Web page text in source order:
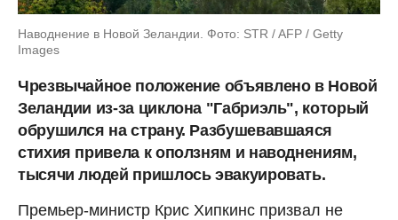
Наводнение в Новой Зеландии. Фото: STR / AFP / Getty
Images
Чрезвычайное положение объявлено в Новой
Зеландии из-за циклона "Габриэль", который
обрушился на страну. Разбушевавшаяся
стихия привела к оползням и наводнениям,
тысячи людей пришлось эвакуировать.
Премьер-министр Крис Хипкинс призвал не